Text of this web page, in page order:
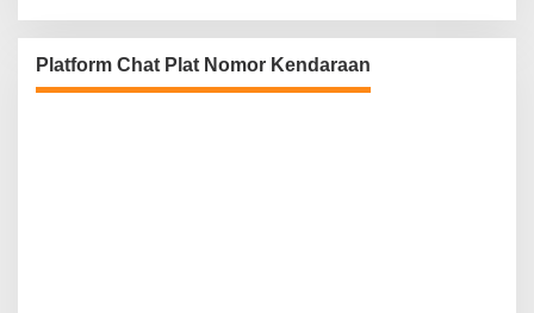
Platform Chat Plat Nomor Kendaraan